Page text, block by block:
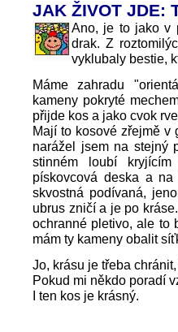
JAK ŽIVOT JDE:
Ano, je to jako v
drak. Z
vyklubaly bestie,
Máme zahradu
kameny pokryté
přijde kos a jako cvok
Mají to kosové zřejmě v
narážel jsem na stejný
stinném loubí
pískovcová deska a
skvostná podívaná,
ubrus zničí a je po
ochranné pletivo, ale to
mám ty kameny obalit
Jo, krásu je třeba
Pokud mi někdo poradí
I ten kos je krásný.